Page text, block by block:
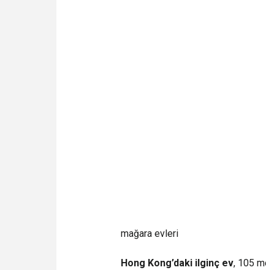
mağara evleri
Hong Kong’daki ilginç ev, 105